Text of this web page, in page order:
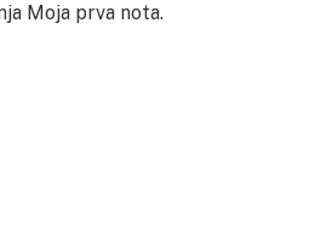
Moja prva nota.